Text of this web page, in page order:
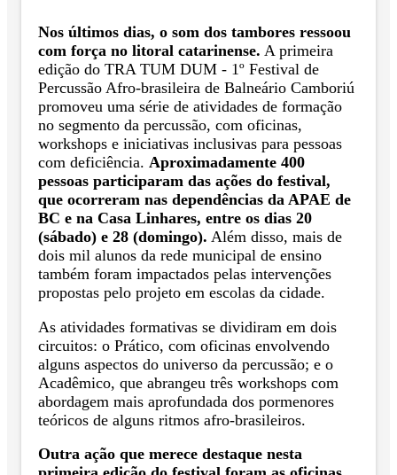
Nos últimos dias, o som dos tambores ressoou
com força no litoral catarinense. A primeira
edição do TRA TUM DUM - 1º Festival de
Percussão Afro-brasileira de Balneário Camboriú
promoveu uma série de atividades de formação
no segmento da percussão, com oficinas,
workshops e iniciativas inclusivas para pessoas
com deficiência. Aproximadamente 400
pessoas participaram das ações do festival,
que ocorreram nas dependências da APAE de
BC e na Casa Linhares, entre os dias 20
(sábado) e 28 (domingo). Além disso, mais de
dois mil alunos da rede municipal de ensino
também foram impactados pelas intervenções
propostas pelo projeto em escolas da cidade.
As atividades formativas se dividiram em dois
circuitos: o Prático, com oficinas envolvendo
alguns aspectos do universo da percussão; e o
Acadêmico, que abrangeu três workshops com
abordagem mais aprofundada dos pormenores
teóricos de alguns ritmos afro-brasileiros.
Outra ação que merece destaque nesta